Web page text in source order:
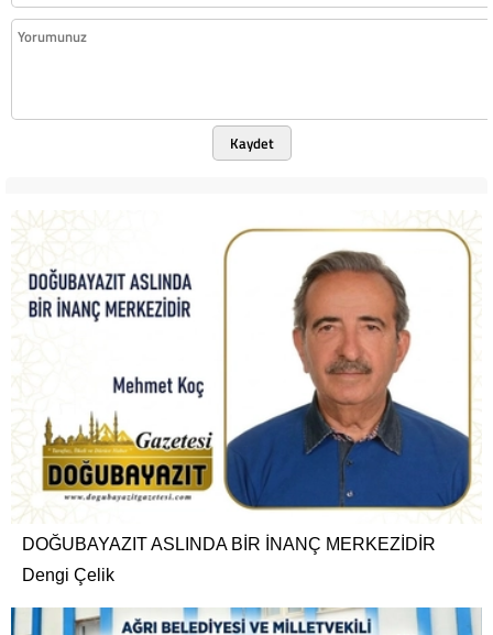
Kaydet
DOĞUBAYAZIT ASLINDA BİR İNANÇ MERKEZİDİR
Dengi Çelik